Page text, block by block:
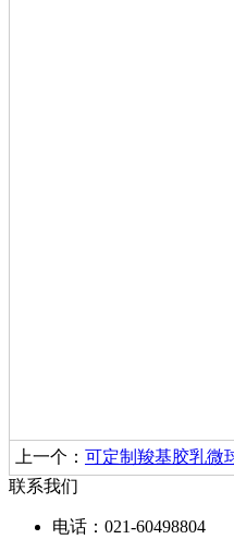
上一个： 可定制羧基胶乳微
联系我们
电话：021-60498804